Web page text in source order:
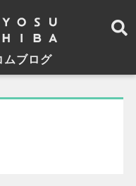
ムブログ